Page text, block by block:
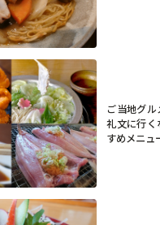
ご当地グル
礼文に行
すめメニュ